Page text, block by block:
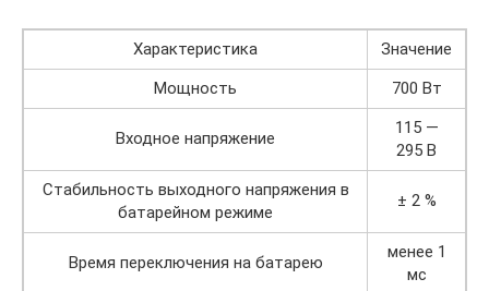
Характеристика
Значение
Мощность
700 Вт
Входное напряжение
115 —
295 В
Стабильность выходного напряжения в
батарейном режиме
± 2 %
Время переключения на батарею
менее 1
мс